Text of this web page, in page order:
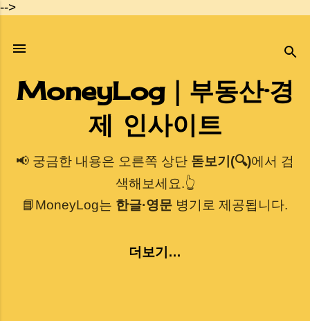
-->
기본 콘텐츠로 건너뛰기
MoneyLog｜부동산·경
제 인사이트
📢 궁금한 내용은 오른쪽 상단 돋보기(🔍)에서 검
색해보세요.👆
📘MoneyLog는 한글·영문 병기로 제공됩니다.
더보기…